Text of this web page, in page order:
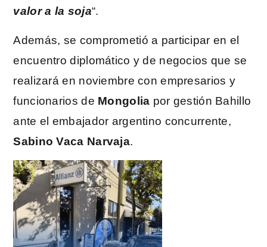
valor a la soja“.
Además, se comprometió a participar en el
encuentro diplomático y de negocios que se
realizará en noviembre con empresarios y
funcionarios de Mongolia por gestión Bahillo
ante el embajador argentino concurrente,
Sabino Vaca Narvaja.